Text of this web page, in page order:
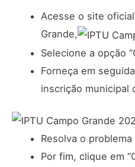
Acesse o site
Grande,
Selecione a opção
Forneça em
inscrição municipal
Resolva o
Por fim, clique em